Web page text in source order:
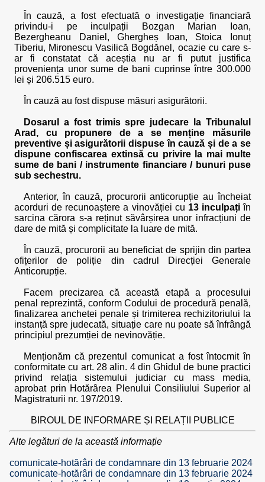
În cauză, a fost efectuată o investigație financiară
privindu-i pe inculpații Bozgan Marian Ioan,
Bezergheanu Daniel, Ghergheș Ioan, Stoica Ionuț
Tiberiu, Mironescu Vasilică Bogdănel, ocazie cu care s-
ar fi constatat că aceștia nu ar fi putut justifica
proveniența unor sume de bani cuprinse între 300.000
lei și 206.515 euro.
În cauză au fost dispuse măsuri asigurătorii.
Dosarul a fost trimis spre judecare la Tribunalul
Arad, cu propunere de a se menține măsurile
preventive și asigurătorii dispuse în cauză și de a se
dispune confiscarea extinsă cu privire la mai multe
sume de bani / instrumente financiare / bunuri puse
sub sechestru.
Anterior, în cauză, procurorii anticorupție au încheiat
acorduri de recunoaștere a vinovăției cu 13 inculpațiîn
sarcina cărora s-a reținut săvârșirea unor infracțiuni de
dare de mită și complicitate la luare de mită.
În cauză, procurorii au beneficiat de sprijin din partea
ofițerilor de poliție din cadrul Direcției Generale
Anticorupție.
Facem precizarea că această etapă a procesului
penal reprezintă, conform Codului de procedură penală,
finalizarea anchetei penale și trimiterea rechizitoriului la
instanță spre judecată, situație care nu poate să înfrângă
principiul prezumției de nevinovăție.
Menționăm că prezentul comunicat a fost întocmit în
conformitate cu art. 28 alin. 4 din Ghidul de bune practici
privind relația sistemului judiciar cu mass media,
aprobat prin Hotărârea Plenului Consiliului Superior al
Magistraturii nr. 197/2019.
BIROUL DE INFORMARE ȘI RELAȚII PUBLICE
Alte legături de la această informație
comunicate-hotărâri de condamnare din 13 februarie 2024
comunicate-hotărâri de condamnare din 13 februarie 2024